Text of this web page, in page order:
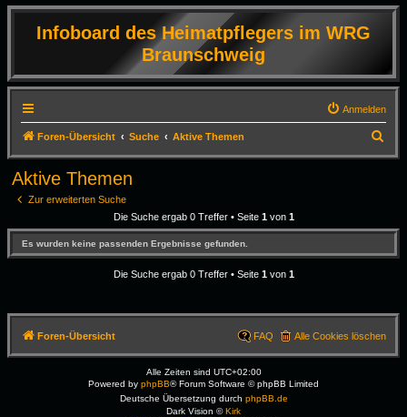
Infoboard des Heimatpflegers im WRG
Braunschweig
Anmelden
Foren-Übersicht Suche Aktive Themen
u
Aktive Themen
Zur erweiterten Suche
Die Suche ergab 0 Treffer • Seite 1von 1
Es wurden keine passenden Ergebnisse gefunden.
Die Suche ergab 0 Treffer • Seite 1von 1
Foren-Übersicht Alle Cookies löschen
FAQ
Alle Zeiten sind UTC+02:00
Powered by phpBB® Forum Software © phpBB Limited
Deutsche Übersetzung durch phpBB.de
Dark Vision ©Kirk